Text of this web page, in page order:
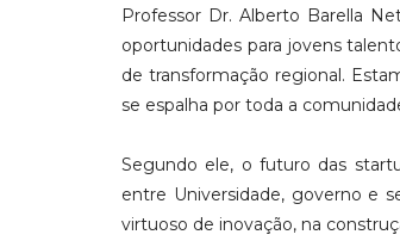
Professor Dr. Alberto Barella
oportunidades para jovens
de transformação regional.
se espalha por toda a
Segundo ele, o futuro das
entre Universidade, governo e
virtuoso de inovação, na